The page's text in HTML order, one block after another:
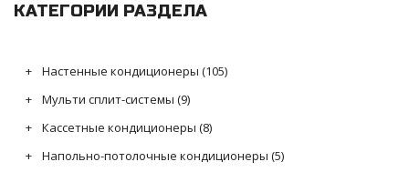
КАТЕГОРИИ РАЗДЕЛА
Настенные кондиционеры (105)
Мульти сплит-системы (9)
Кассетные кондиционеры (8)
Напольно-потолочные кондиционеры (5)